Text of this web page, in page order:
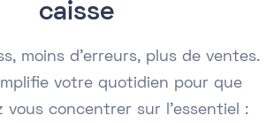
caisse
moins d’erreurs, plus de ventes.
votre quotidien pour que
vous concentrer sur l’essentiel :